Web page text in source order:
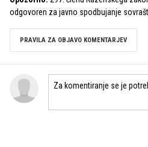
odgovoren za javno spodbujanje
PRAVILA ZA OBJAVO KOMENTARJEV